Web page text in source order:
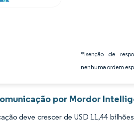
*Isenção de
nenhuma ordem
por Mordor
deve crescer de USD 11,44